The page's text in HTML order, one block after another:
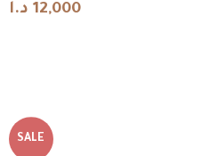
12,000 د.ا
SALE